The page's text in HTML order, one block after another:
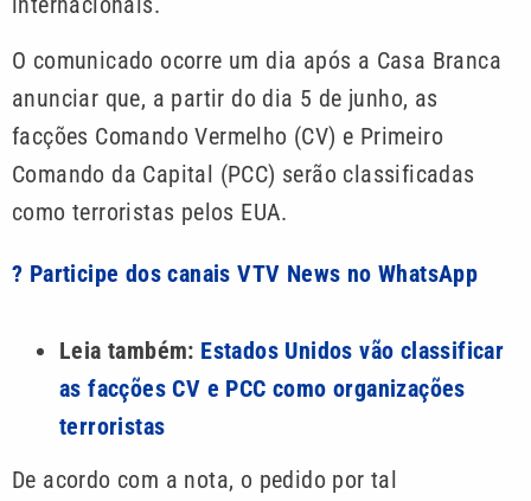
O comunicado ocorre um dia após a Casa Branca
anunciar que, a partir do dia 5 de junho, as
facções Comando Vermelho (CV) e Primeiro
Comando da Capital (PCC) serão classificadas
como terroristas pelos EUA.
? Participe dos canais VTV News no WhatsApp
Leia também: Estados Unidos vão classificar
as facções CV e PCC como organizações
terroristas
De acordo com a nota, o pedido por tal